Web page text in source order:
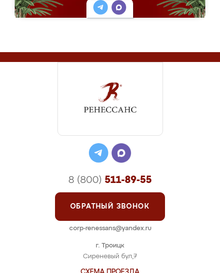
г. Троицк
Сиреневый бул,7
8 (800) 511-89-55
ОБРАТНЫЙ ЗВОНОК
corp-renessans@yandex.ru